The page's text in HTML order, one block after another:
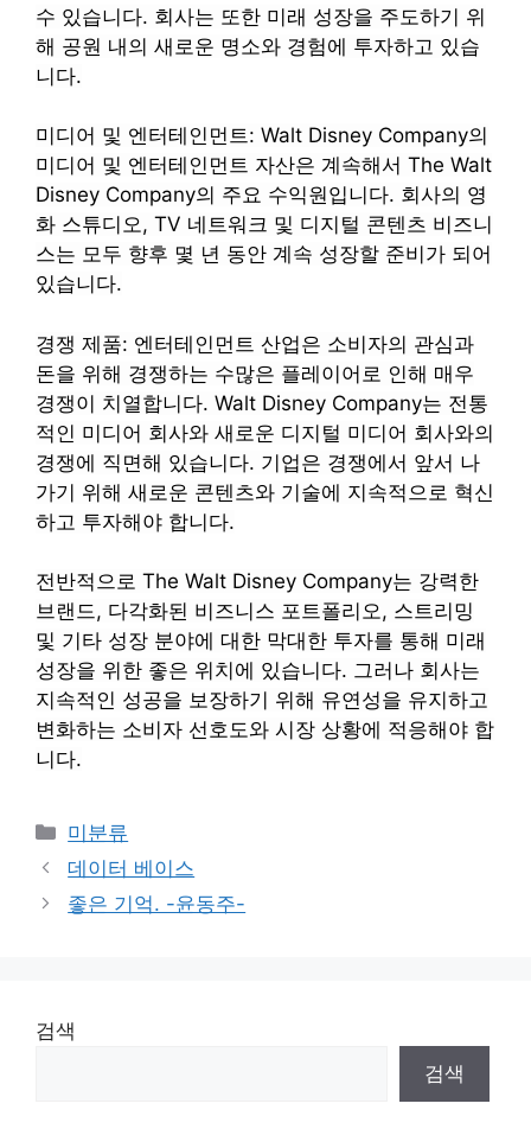
수 있습니다. 회사는 또한 미래 성장을 주도하기 위
해 공원 내의 새로운 명소와 경험에 투자하고 있습
니다.
미디어 및 엔터테인먼트: Walt Disney Company의
미디어 및 엔터테인먼트 자산은 계속해서 The Walt
Disney Company의 주요 수익원입니다. 회사의 영
화 스튜디오, TV 네트워크 및 디지털 콘텐츠 비즈니
스는 모두 향후 몇 년 동안 계속 성장할 준비가 되어
있습니다.
경쟁 제품: 엔터테인먼트 산업은 소비자의 관심과
돈을 위해 경쟁하는 수많은 플레이어로 인해 매우
경쟁이 치열합니다. Walt Disney Company는 전통
적인 미디어 회사와 새로운 디지털 미디어 회사와의
경쟁에 직면해 있습니다. 기업은 경쟁에서 앞서 나
가기 위해 새로운 콘텐츠와 기술에 지속적으로 혁신
하고 투자해야 합니다.
전반적으로 The Walt Disney Company는 강력한
브랜드, 다각화된 비즈니스 포트폴리오, 스트리밍
및 기타 성장 분야에 대한 막대한 투자를 통해 미래
성장을 위한 좋은 위치에 있습니다. 그러나 회사는
지속적인 성공을 보장하기 위해 유연성을 유지하고
변화하는 소비자 선호도와 시장 상황에 적응해야 합
니다.
Categories
미분류
데이터 베이스
좋은 기억. -윤동주-
검색
검색